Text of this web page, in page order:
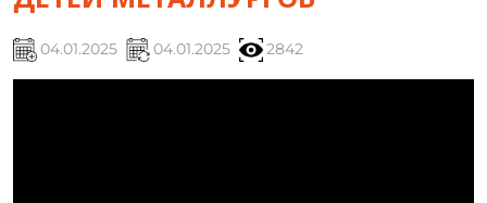
04.01.2025 04.01.2025 2842